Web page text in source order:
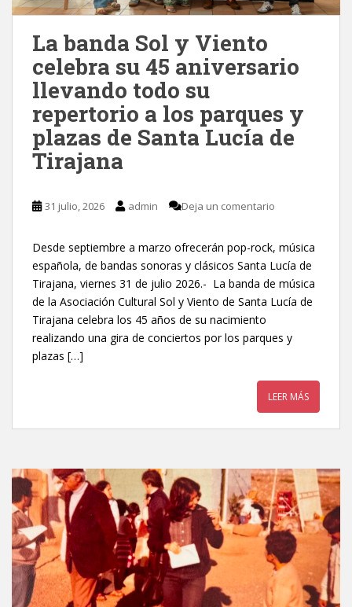
La banda Sol y Viento
celebra su 45 aniversario
llevando todo su
repertorio a los parques y
plazas de Santa Lucía de
Tirajana
31 julio, 2026 admin Deja un comentario
Desde septiembre a marzo ofrecerán pop-rock, música
española, de bandas sonoras y clásicos Santa Lucía de
Tirajana, viernes 31 de julio 2026.- La banda de música
de la Asociación Cultural Sol y Viento de Santa Lucía de
Tirajana celebra los 45 años de su nacimiento
realizando una gira de conciertos por los parques y
plazas […]
LEER MÁS